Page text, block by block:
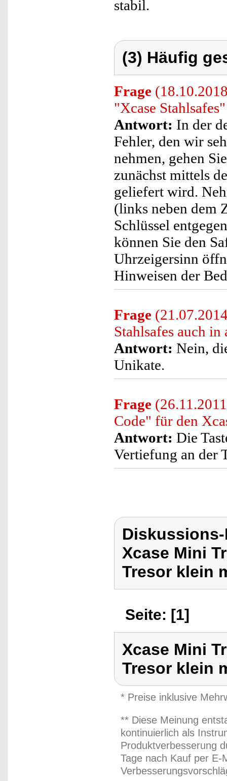
stabil.
(3) Häufig
Frage
"Xcase
Antwort: In der
Fehler, den wir
nehmen, gehen
zunächst mittels
geliefert wird.
(links neben dem
Schlüssel
können Sie den
Uhrzeigersinn
Hinweisen der
Frage
Stahlsafes auch in
Antwort: Nein,
Unikate.
Frage
Code" für den
Antwort: Die
Vertiefung an der
Xcase Mini
Tresor klein
Seite: [1]
Xcase Mini
Tresor klein
* Preise inklusive
** Diese Meinung
kontinuierlich als
Produktverbesserung
Tage nach Kauf per E-